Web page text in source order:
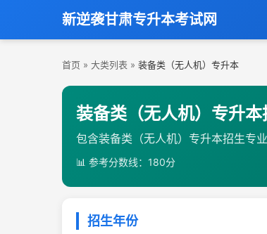
新逆袭甘肃专升本考试网
首页 » 大类列表 » 装备类（无人机）专升本
装备类（无人机）专升
包含装备类（无人机）专升本招生专
📊 参考分数线：180分
招生年份